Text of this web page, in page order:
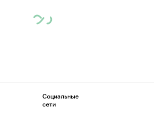
Социальные
сети